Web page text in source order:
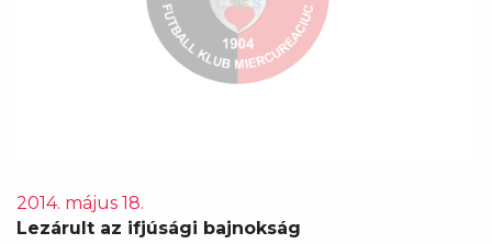
2014. május 18.
Lezárult az ifjúsági bajnokság